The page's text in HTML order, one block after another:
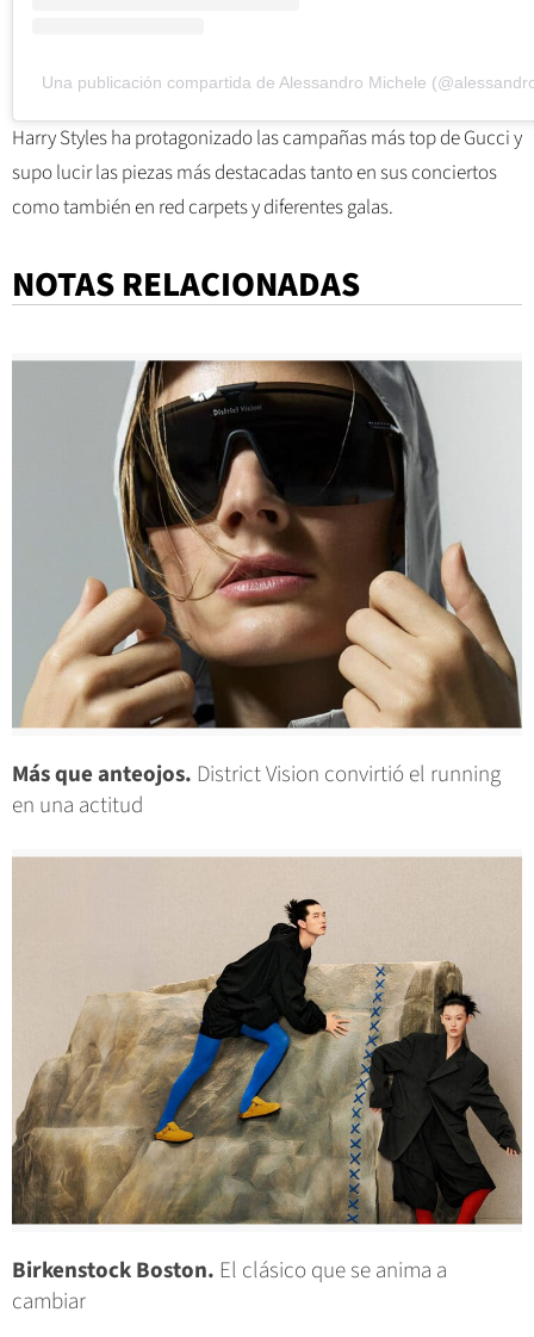
Una publicación compartida de Alessandro Michele
Harry Styles ha protagonizado las campañas más top deGucci y
supo lucir las piezas más destacadas tanto en sus conciertos
como también en red carpets y diferentes galas.
NOTAS RELACIONADAS
Más que anteojos. District Vision convirtió el running
en una actitud
Birkenstock Boston. El clásico que se anima a
cambiar